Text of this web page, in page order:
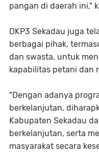
pangan di daerah ini,"
DKP3 Sekadau juga
berbagai pihak,
dan swasta, untuk
kapabilitas petani dan
"Dengan adanya
berkelanjutan,
Kabupaten Sekadau
berkelanjutan, serta
masyarakat secara